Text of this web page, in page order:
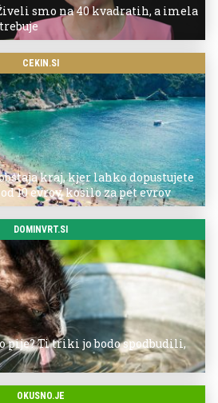
smo na 40 kvadratih, a imela
CEKIN.SI
kraj, kjer lahko dopustujete
10 evrov, kosilo za pet evrov
DOMINVRT.SI
pije? Ti triki jo bodo spodbudili,
OKUSNO.JE